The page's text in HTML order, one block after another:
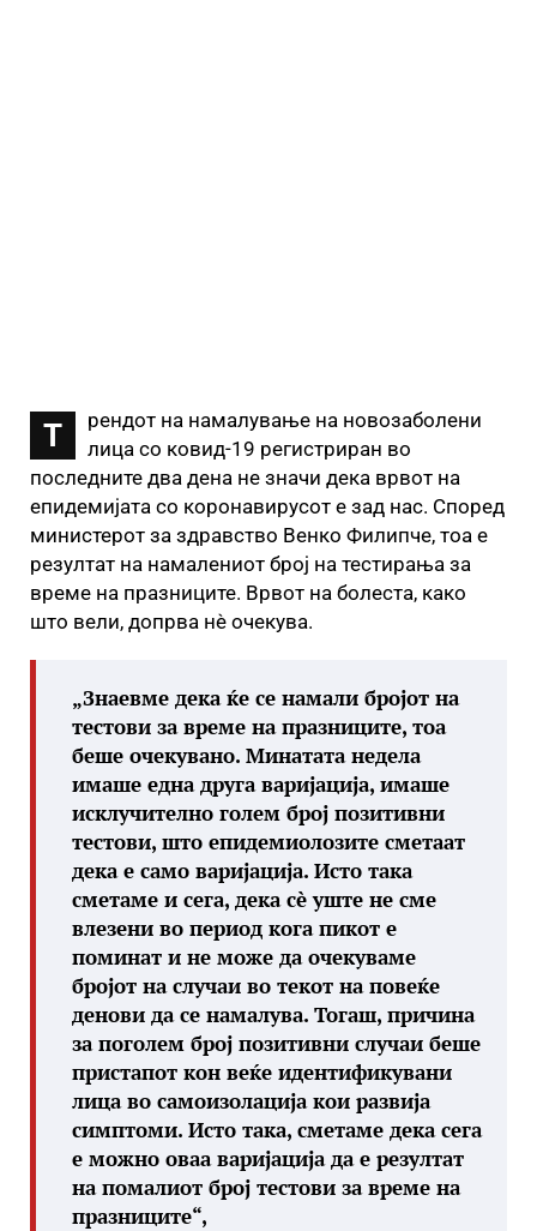
Т
рендот на намалување на новозаболени
лица со ковид-19 регистриран во
последните два дена не значи дека врвот на
епидемијата со коронавирусот е зад нас. Според
министерот за здравство Венко Филипче, тоа е
резултат на намалениот број на тестирања за
време на празниците. Врвот на болеста, како
што вели, допрва нè очекува.
„Знаевме дека ќе се намали бројот на
тестови за време на празниците, тоа
беше очекувано. Минатата недела
имаше една друга варијација, имаше
исклучително голем број позитивни
тестови, што епидемиолозите сметаат
дека е само варијација. Исто така
сметаме и сега, дека сè уште не сме
влезени во период кога пикот е
поминат и не може да очекуваме
бројот на случаи во текот на повеќе
денови да се намалува. Тогаш, причина
за поголем број позитивни случаи беше
пристапот кон веќе идентификувани
лица во самоизолација кои развија
симптоми. Исто така, сметаме дека сега
е можно оваа варијација да е резултат
на помалиот број тестови за време на
празниците“,